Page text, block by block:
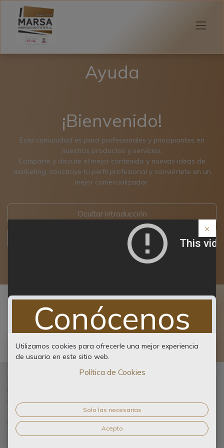
Ayuda
¡Bienvenido!
Esta comunidad es para profesionales y principiantes en
nuestros productos y servicios.
Comparte y discute el mejor contenido y nuevas ideas de
marketing, construye tu perfil profesional y conviértete en un
mejor comercializador.
Ocultar introducción
Ir a: Acerca de
Ayuda Lineamientos
contenidos y nuevas ideas de marketing, construir su perfil
profesional y mejorar el mercado para todos.
×
Conócenos
Pulsa el botón para ver nuestro video
corporativo
Utilizamos cookies para ofrecerle una mejor experiencia
de usuario en este sitio web.
Política de Cookies
Solo las necesarias
Acepto